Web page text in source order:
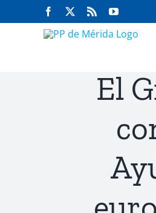
al
contenido
Facebook
Twitter Rss YouTube
El